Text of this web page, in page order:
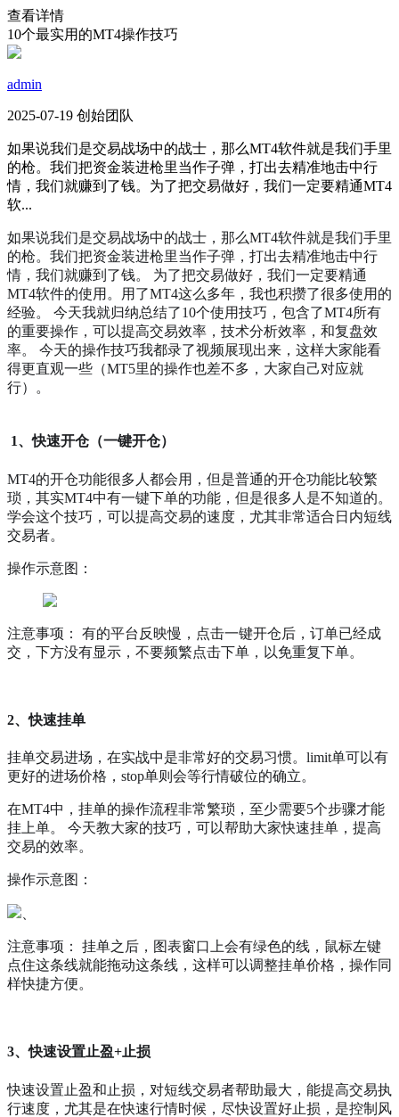
查看详情
10个最实用的MT4操作技巧
admin
2025-07-19 创始团队
如果说我们是交易战场中的战士，那么MT4软件就是我们手里
的枪。我们把资金装进枪里当作子弹，打出去精准地击中行
情，我们就赚到了钱。为了把交易做好，我们一定要精通MT4
软...
如果说我们是交易战场中的战士，那么MT4软件就是我们手里
的枪。我们把资金装进枪里当作子弹，打出去精准地击中行
情，我们就赚到了钱。 为了把交易做好，我们一定要精通
MT4软件的使用。用了MT4这么多年，我也积攒了很多使用的
经验。 今天我就归纳总结了10个使用技巧，包含了MT4所有
的重要操作，可以提高交易效率，技术分析效率，和复盘效
率。 今天的操作技巧我都录了视频展现出来，这样大家能看
得更直观一些（MT5里的操作也差不多，大家自己对应就
行）。
1、快速开仓（一键开仓）
MT4的开仓功能很多人都会用，但是普通的开仓功能比较繁
琐，其实MT4中有一键下单的功能，但是很多人是不知道的。
学会这个技巧，可以提高交易的速度，尤其非常适合日内短线
交易者。
操作示意图：
注意事项： 有的平台反映慢，点击一键开仓后，订单已经成
交，下方没有显示，不要频繁点击下单，以免重复下单。
2、快速挂单
挂单交易进场，在实战中是非常好的交易习惯。limit单可以有
更好的进场价格，stop单则会等行情破位的确立。
在MT4中，挂单的操作流程非常繁琐，至少需要5个步骤才能
挂上单。 今天教大家的技巧，可以帮助大家快速挂单，提高
交易的效率。
操作示意图：
注意事项： 挂单之后，图表窗口上会有绿色的线，鼠标左键
点住这条线就能拖动这条线，这样可以调整挂单价格，操作同
样快捷方便。
3、快速设置止盈+止损
快速设置止盈和止损，对短线交易者帮助最大，能提高交易执
行速度，尤其是在快速行情时候，尽快设置好止损，是控制风